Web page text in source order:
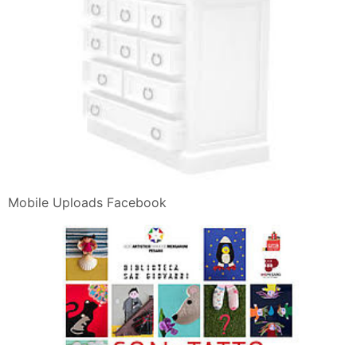
Mobile Uploads Facebook